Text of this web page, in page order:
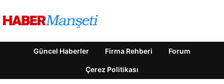
Güncel Haberler Firma Rehberi Forum
Çerez Politikası